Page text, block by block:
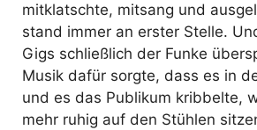
mitklatschte, mitsang und
stand immer an erster Stelle.
Gigs schließlich der Funke
Musik dafür sorgte, dass es in
und es das Publikum kribbelte,
mehr ruhig auf den Stühlen